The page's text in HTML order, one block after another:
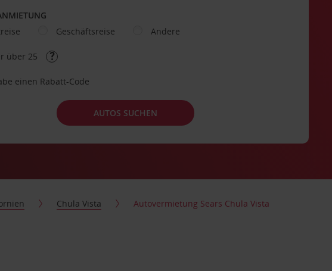
Geschäftsreise Andere
über 25
einen Rabatt-Code
AUTOS SUCHEN
Chula Vista Autovermietung Sears Chula Vista